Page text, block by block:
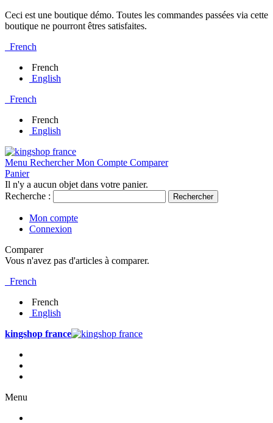
Ceci est une boutique démo. Toutes les commandes passées via cette
boutique ne pourront êtres satisfaites.
French
French
English
French
French
English
Menu Rechercher Mon Compte Comparer
Panier
Il n'y a aucun objet dans votre panier.
Recherche :
Rechercher
Mon compte
Connexion
Comparer
Vous n'avez pas d'articles à comparer.
French
French
English
kingshop france
Menu